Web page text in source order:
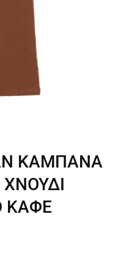
ΚΑΜΠΑΝΑ
ΧΝΟΥΔΙ
ΚΑΦΕ